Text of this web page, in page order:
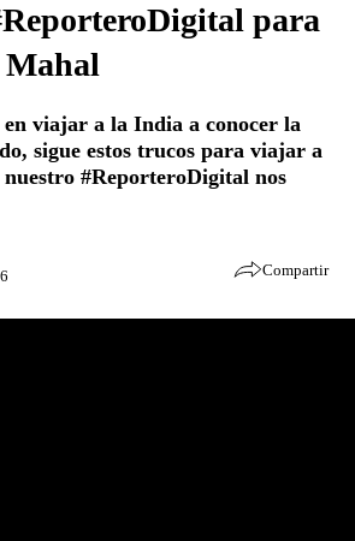
para
en viajar a la India a conocer la
sigue estos trucos para viajar a
#ReporteroDigital nos
Compartir